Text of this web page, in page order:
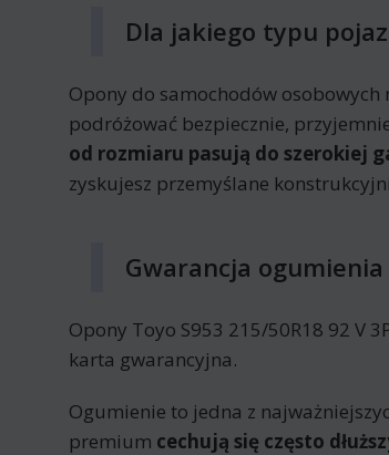
Dla jakiego typu
Opony do samochodów
podróżować bezpiecznie,
od rozmiaru pasują do szerokiej
zyskujesz przemyślane
Gwarancja ogumienia
Opony Toyo S953 215/50R18 92 V
karta gwarancyjna.
Ogumienie to jedna z
premium cechują się często